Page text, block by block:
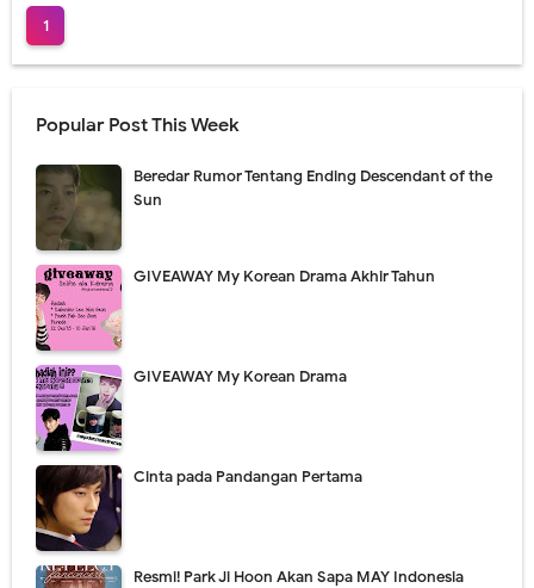
1
Popular Post This Week
Beredar Rumor Tentang Ending Descendant of the
Sun
GIVEAWAY My Korean Drama Akhir Tahun
GIVEAWAY My Korean Drama
Cinta pada Pandangan Pertama
Resmi! Park Ji Hoon Akan Sapa MAY Indonesia